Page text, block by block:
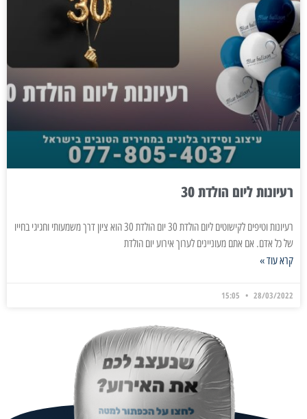
רעיונות ליום הולדת 30
רעיונות וטיפים לקישוטים ליום הולדת 30 יום הולדת 30 הוא ציון דרך משמעותי וחגיגי בחייו
של כל אדם. אם אתם מעוניינים לערוך אירוע יום הולדת
קרא עוד »
28/03/2022